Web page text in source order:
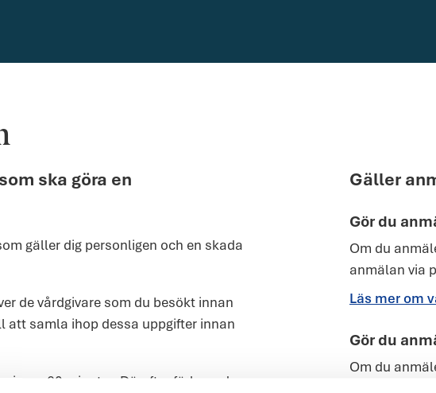
ska göra en
gäller dig personligen och en skada
de vårdgivare som du besökt innan
att samla ihop dessa uppgifter innan
inom 60 minuter. Därefter förlorar du
Gäller
Gör du
Om du
anmälan via
Läs mer om
Gör du
Om du